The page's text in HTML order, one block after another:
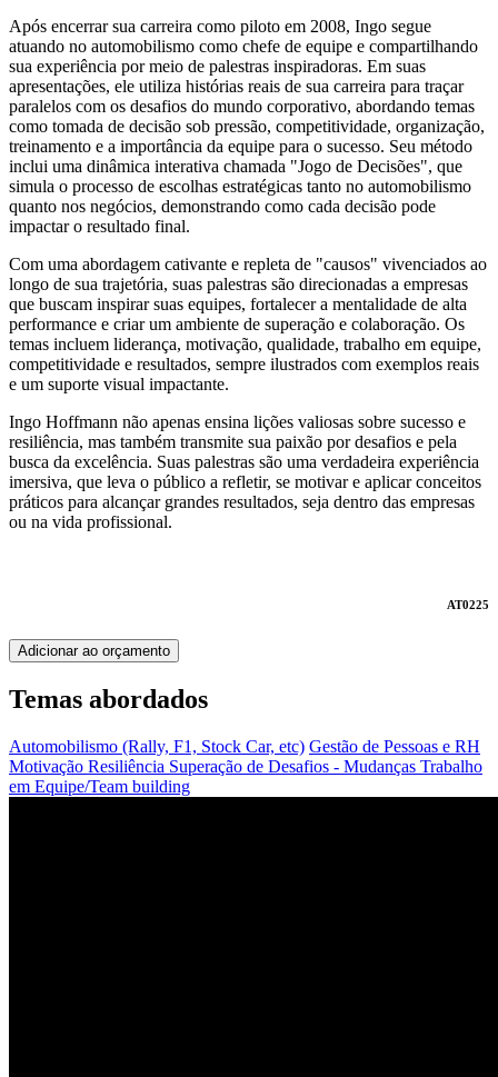
Após encerrar sua carreira como piloto em 2008, Ingo segue
atuando no automobilismo como chefe de equipe e compartilhando
sua experiência por meio de palestras inspiradoras. Em suas
apresentações, ele utiliza histórias reais de sua carreira para traçar
paralelos com os desafios do mundo corporativo, abordando temas
como tomada de decisão sob pressão, competitividade, organização,
treinamento e a importância da equipe para o sucesso. Seu método
inclui uma dinâmica interativa chamada "Jogo de Decisões", que
simula o processo de escolhas estratégicas tanto no automobilismo
quanto nos negócios, demonstrando como cada decisão pode
impactar o resultado final.
Com uma abordagem cativante e repleta de "causos" vivenciados ao
longo de sua trajetória, suas palestras são direcionadas a empresas
que buscam inspirar suas equipes, fortalecer a mentalidade de alta
performance e criar um ambiente de superação e colaboração. Os
temas incluem liderança, motivação, qualidade, trabalho em equipe,
competitividade e resultados, sempre ilustrados com exemplos reais
e um suporte visual impactante.
Ingo Hoffmann não apenas ensina lições valiosas sobre sucesso e
resiliência, mas também transmite sua paixão por desafios e pela
busca da excelência. Suas palestras são uma verdadeira experiência
imersiva, que leva o público a refletir, se motivar e aplicar conceitos
práticos para alcançar grandes resultados, seja dentro das empresas
ou na vida profissional.
AT0225
Adicionar ao orçamento
Temas abordados
Automobilismo (Rally, F1, Stock Car, etc) Gestão de Pessoas e RH
Motivação Resiliência Superação de Desafios - Mudanças Trabalho
em Equipe/Team building